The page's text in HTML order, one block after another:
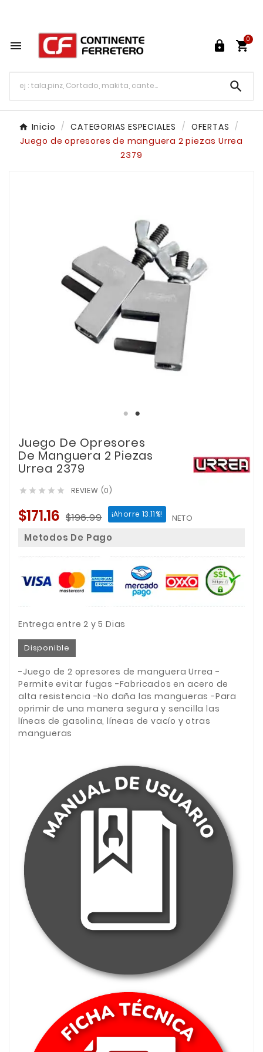
  
0

Inicio CATEGORIAS ESPECIALES
OFERTAS
Juego de opresores de manguera 2 piezas Urrea
2379
Juego De Opresores
De Manguera 2 Piezas
Urrea 2379
     REVIEW (0)
$171.16 $196.99 ¡Ahorre 13.11%! NETO
Metodos De Pago
Entrega entre 2 y 5 Dias
Disponible
-Juego de 2 opresores de manguera Urrea -
Permite evitar fugas -Fabricados en acero de
alta resistencia -No daña las mangueras -Para
oprimir de una manera segura y sencilla las
líneas de gasolina, líneas de vacío y otras
mangueras